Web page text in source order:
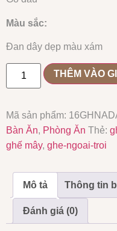
Màu sắc:
Đan dây dẹp màu xám
THÊM VÀO
Mã sản phẩm:
Bàn Ăn, Phòng Ăn Thẻ:
ghế mây, ghe-ngoai-troi
Mô tả Thông tin
Đánh giá (0)